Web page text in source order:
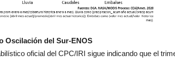
Oscilación del Sur-ENOS
oficial del CPC/IRI sigue indicando que el